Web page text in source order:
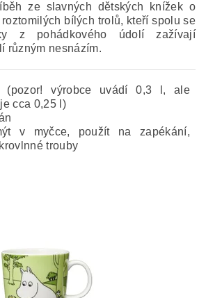
ze slavných dětských knížek o
bílých trolů, kteří spolu se
z pohádkového údolí zažívají
různým nesnázím.
výrobce uvádí 0,3 l, ale
cca 0,25 l)
v myčce, použít na zapékání,
trouby